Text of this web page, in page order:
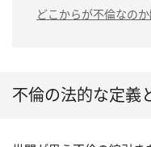
どこからが不倫なの
不倫の法的な定義